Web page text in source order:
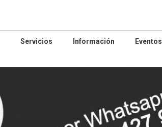
Servicios Información Eventos